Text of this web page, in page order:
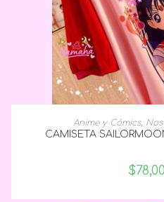
Anime y Cómics,
CAMISETA
$